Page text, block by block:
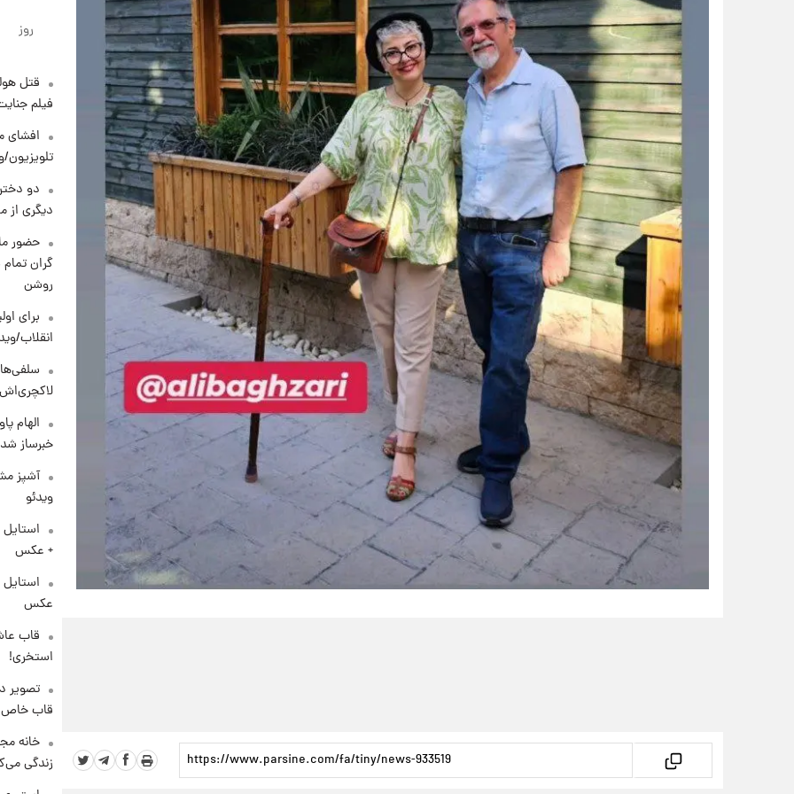
روز
قتل
فیلم
افشای
تلویزیون/
دو
دیگری از
حضور
گران
روشن
برای
انقلاب/
الهام
خبرساز
آشپز
ویدئو
+ عکس
عکس
قاب
استخری!
تصویر
قاب
خانه
زندگی